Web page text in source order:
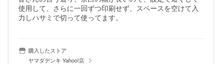
使用して、さらに一回ずつ印刷せず、スペースを空けて入
力しハサミで切って使ってます。
購入したストア
ヤマダデンキ Yahoo!店